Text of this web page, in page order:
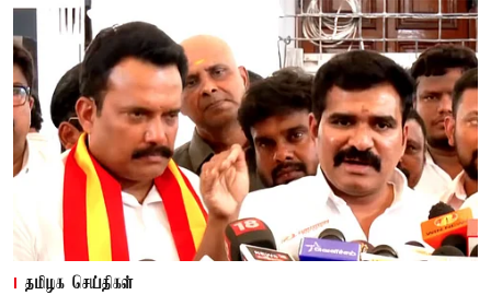
தமிழக செய்திகள்